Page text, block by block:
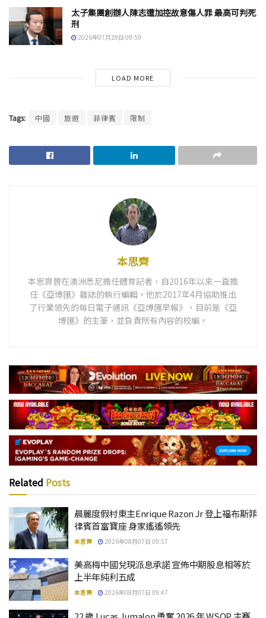
太子集團創辦人陳志遭加控故意傷人罪 最高可判死
刑
2026年07月29日 09:59
LOAD MORE
Tags: 中國 旅遊 菲律賓 限制
本思齊
本思齊曾在澳洲悉尼擔任體育記者，自2016年以來一直擔
任《亞博匯》雜誌的執行編輯。他於2017年4月協助推出
了行業領先的每日電子通訊《亞博匯早報》，目前是《亞
博匯》的主筆，並負責所有內容的校編。
Related Posts
晨麗度假村東主Enrique Razon Jr 登上福布斯菲
律賓首富寶座 身家遙遙領先
本思齊 2026年08月07日 09:57
美高梅中國兌現派息承諾 宣佈中期股息相等於
上半年純利五成
本思齊 2026年08月07日 09:47